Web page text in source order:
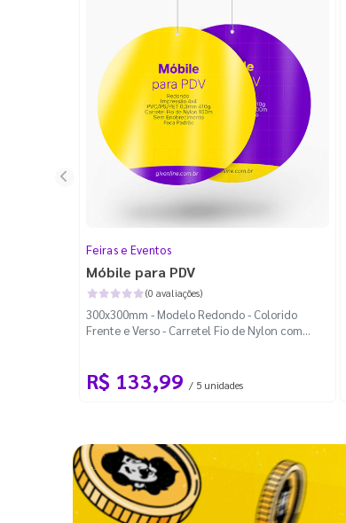
Feiras e Eventos
Móbile para PDV
(0 avaliações)
300x300mm - Modelo Redondo - Colorido
Frente e Verso - Carretel Fio de Nylon com
R$ 133,99 / 5 unidades